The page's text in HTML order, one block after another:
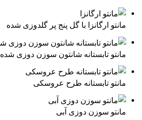
مانتو ارگانزا با گل پنج پر گلدوزی شده
مانتو تابستانه شانتون سوزن دوزی شده
مانتو تابستانه طرح عروسکی
مانتو سوزن دوزی آبی